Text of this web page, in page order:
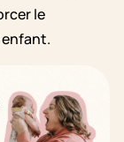
le